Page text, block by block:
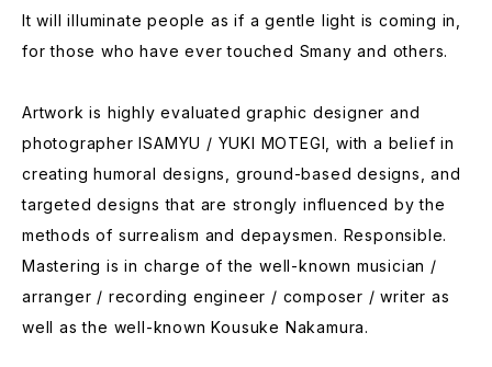
It will illuminate people as if a gentle light is coming in,
for those who have ever touched Smany and others.
Artwork is highly evaluated graphic designer and
photographer ISAMYU / YUKI MOTEGI, with a belief in
creating humoral designs, ground-based designs, and
targeted designs that are strongly influenced by the
methods of surrealism and depaysmen. Responsible.
Mastering is in charge of the well-known musician /
arranger / recording engineer / composer / writer as
well as the well-known Kousuke Nakamura.